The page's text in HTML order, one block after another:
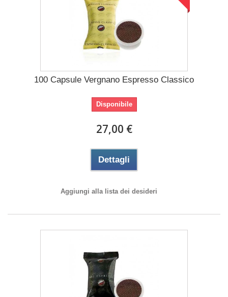
100 Capsule Vergnano Espresso Classico
Disponibile
27,00 €
Dettagli
Aggiungi alla lista dei desideri